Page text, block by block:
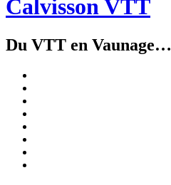
Calvisson VTT
Du VTT en Vaunage…